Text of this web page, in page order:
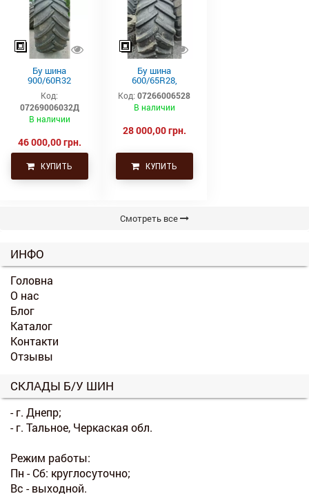
Бу шина
900/60R32
(35.5р32)
Continental SVT
Код:
07269006032Д
В наличии
46 000,00 грн.
КУПИТЬ
Бу шина
600/65R28,
600/65р28,
600х65х28
Uniglory (Униглори)
Код: 07266006528
В наличии
28 000,00 грн.
КУПИТЬ
Смотреть все
ИНФО
Головна
О нас
Блог
Каталог
Контакти
Отзывы
СКЛАДЫ Б/У ШИН
- г. Днепр;
- г. Тальное, Черкаская обл.
Режим работы:
Пн - Сб: круглосуточно;
Вс - выходной.